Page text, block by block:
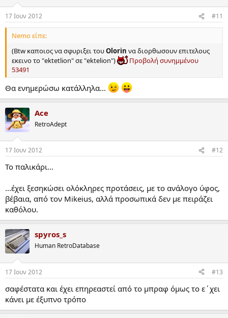
s
:
17 Ιουν 2012 #11
Nemo είπε:
(Btw καποιος να σφυριξει τουΟlorin να διορθωσουν επιτελους
εκεινο το "ektetlion" σε "ektelion")
Προβολή συνημμένου
53491
Θα ενημερώσω κατάλληλα...
Ace
RetroAdept
17 Ιουν 2012 #12
Το παλικάρι...
...έχει ξεσηκώσει ολόκληρες προτάσεις, με το ανάλογο ύφος,
βέβαια, από τον Mikeius, αλλά προσωπικά δεν με πειράζει
καθόλου.
spyros_s
Human RetroDatabase
17 Ιουν 2012 #13
σαφέστατα και έχει επηρεαστεί από το μπραφ όμως το ε΄χει
κάνει με έξυπνο τρόπο